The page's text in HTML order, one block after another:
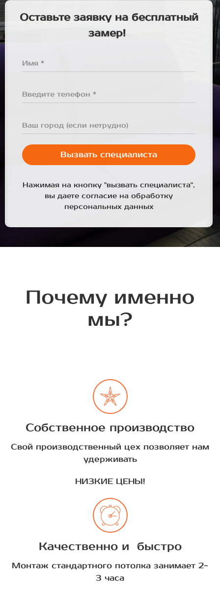
Оставьте заявку на бесплатный
замер!
Имя *
Введите телефон *
Ваш город (если нетрудно)
Вызвать специалиста
Нажимая на кнопку "вызвать специалиста",
вы даете согласие на обработку
персональных данных
Почему именно
мы?
Собственное производство
Свой производственный цех позволяет нам
удерживать
НИЗКИЕ ЦЕНЫ!
Качественно и быстро
Монтаж стандартного потолка занимает 2-
3 часа